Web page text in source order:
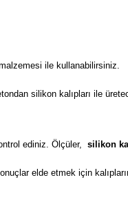
ile kullanabilirsiniz.
silikon kalıpları ile
ediniz. Ölçüler, silikon
elde etmek için